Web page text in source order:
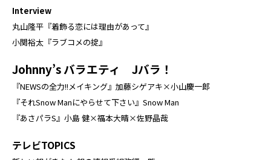
Interview
丸山隆平『着飾る恋には理由があって』
小関裕太『ラブコメの掟』
Johnny’s バラエティ Jバラ！
『NEWSの全力!!メイキング』加藤シゲアキ×小山慶一郎
『それSnow Manにやらせて下さい』Snow Man
『あさパラS』小島 健×福本大晴×佐野晶哉
テレビTOPICS